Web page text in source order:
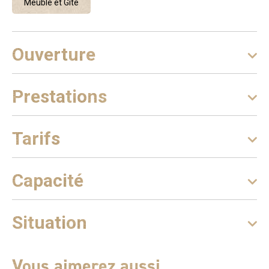
télétravail, 1 chambre parentale (lit en 160) aux couleurs
conçue pour les enfants (2 lits en 80 + 2 lits gigognes
allier confort et authenticité (les lits sont faits). À
et tables basses pour profiter du calme ambiant. Espace
des voiles d'ombrage. Le territoire est riche en visites :
villages de caractère Balazuc, Labeaume, Vogüé, sites
oublier les nombreuses activités de plein air, randos,
Meublé et Gîte
Ouverture
Prestations
Tarifs
Capacité
Situation